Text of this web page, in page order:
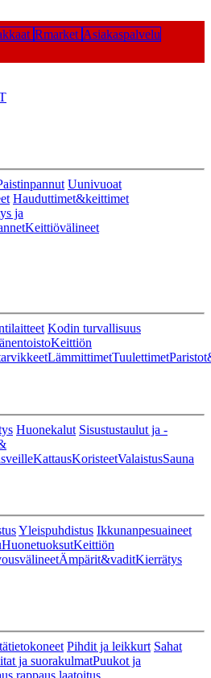
Rmarket Asiakaspalvelu
Uunivuoat
Hauduttimet&keittimet
ja
Keittiövälineet
Kodin turvallisuus
Keittiön
LämmittimetTuulettimet
Huonekalut Sisustustaulut ja -
KattausKoristeetValaistusSauna
Yleispuhdistus Ikkunanpesuaineet
HuonetuoksutKeittiön
Ämpärit&vaditKierrätys
Pihdit ja leikkurt Sahat
ja suorakulmatPuukot ja